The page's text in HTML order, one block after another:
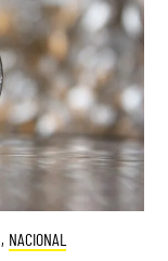
, NACIONAL